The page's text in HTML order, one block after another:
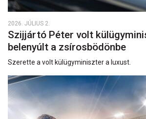
2026. JÚLIUS 2.
Szijjártó Péter volt
belenyúlt a zsírosbödönbe
Szerette a volt külügyminiszter a luxust.